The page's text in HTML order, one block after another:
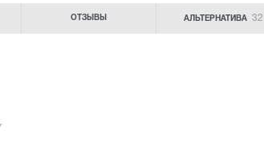
ОТЗЫВЫ АЛЬТЕРНАТИВА 32